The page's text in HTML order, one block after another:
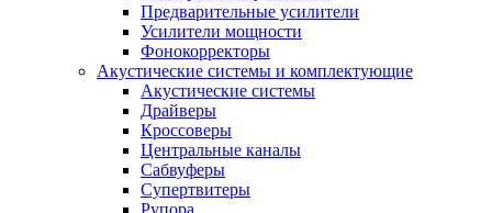
Предварительные усилители
Усилители мощности
Фонокорректоры
Акустические системы и комплектующие
Акустические системы
Драйверы
Кроссоверы
Центральные каналы
Сабвуферы
Супертвитеры
Рупора